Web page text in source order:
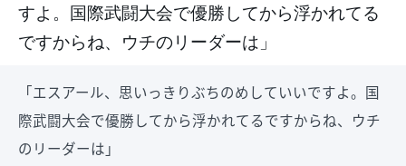
すよ。国際武闘大会で優勝してから浮かれてる
ですからね、ウチのリーダーは」
「エスアール、思いっきりぶちのめしていいですよ。国
際武闘大会で優勝してから浮かれてるですからね、ウチ
のリーダーは」